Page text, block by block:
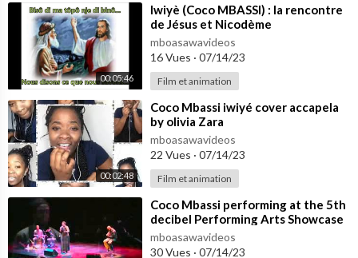
00:05:46
⁣Iwiyè (Coco MBASSI) : la rencontre
de Jésus et Nicodème
mboasawavideos
16 Vues · 07/14/23
Film et animation
00:02:48
⁣Coco Mbassi iwiyé cover accapela
by olivia Zara
mboasawavideos
22 Vues · 07/14/23
Film et animation
⁣Coco Mbassi performing at the 5th
decibel Performing Arts Showcase
in Manchester (2001).
mboasawavideos
30 Vues · 07/14/23